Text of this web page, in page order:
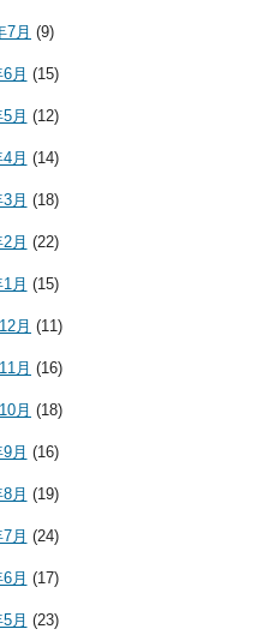
7月 (9)
月 (15)
月 (12)
月 (14)
月 (18)
月 (22)
月 (15)
月 (11)
月 (16)
月 (18)
月 (16)
月 (19)
月 (24)
月 (17)
月 (23)